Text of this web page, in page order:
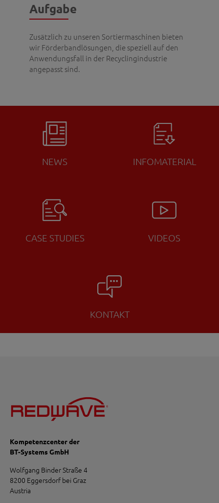
Aufgabe
Zusätzlich zu unseren Sortiermaschinen bieten
wir Förderbandlösungen, die speziell auf den
Anwendungsfall in der Recyclingindustrie
angepasst sind.
NEWS INFOMATERIAL
CASE STUDIES VIDEOS
KONTAKT
Kompetenzcenter der
BT-Systems GmbH
Wolfgang Binder Straße 4
8200 Eggersdorf bei Graz
Austria